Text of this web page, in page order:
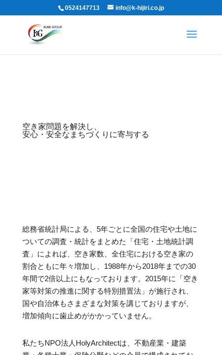
0524147713 info@k-hijiri.co.jp
空き家問題を解決し、
安心・安全なまちづくりに寄与する
総務省統計局による、5年ごとに全国の住宅や土地に
ついての調査・統計をまとめた「住宅・土地統計調
査」によれば、空き家数、全住宅における空き家の
割合ともに年々増加し、1988年から2018年までの30
年間で2倍以上にもなっております。2015年に「空き
家等対策の推進に関する特別措置法」が施行され、
国や自治体もさまざまな対策を講じておりますが、
増加傾向に歯止めがかかっていません。
私たちNPO法人HolyArchitectは、不動産業・建築